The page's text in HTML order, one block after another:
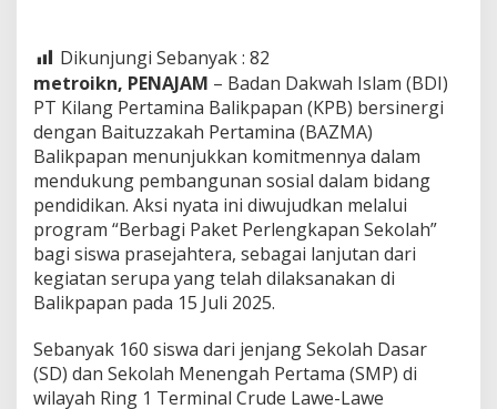
Dikunjungi Sebanyak : 82
metroikn, PENAJAM – Badan Dakwah Islam (BDI)
PT Kilang Pertamina Balikpapan (KPB) bersinergi
dengan Baituzzakah Pertamina (BAZMA)
Balikpapan menunjukkan komitmennya dalam
mendukung pembangunan sosial dalam bidang
pendidikan. Aksi nyata ini diwujudkan melalui
program “Berbagi Paket Perlengkapan Sekolah”
bagi siswa prasejahtera, sebagai lanjutan dari
kegiatan serupa yang telah dilaksanakan di
Balikpapan pada 15 Juli 2025.
Sebanyak 160 siswa dari jenjang Sekolah Dasar
(SD) dan Sekolah Menengah Pertama (SMP) di
wilayah Ring 1 Terminal Crude Lawe-Lawe